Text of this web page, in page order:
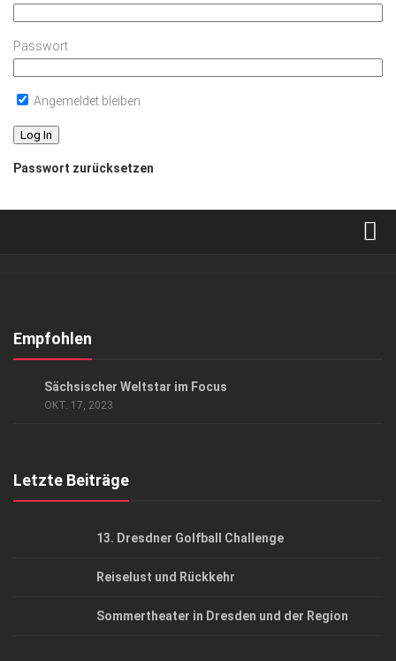
Passwort
Angemeldet bleiben
Passwort zurücksetzen
Kontakt, Impressum
Empfohlen
Sächsischer Weltstar im Focus
OKT. 17, 2023
Letzte Beiträge
13. Dresdner Golfball Challenge
Reiselust und Rückkehr
Sommertheater in Dresden und der Region